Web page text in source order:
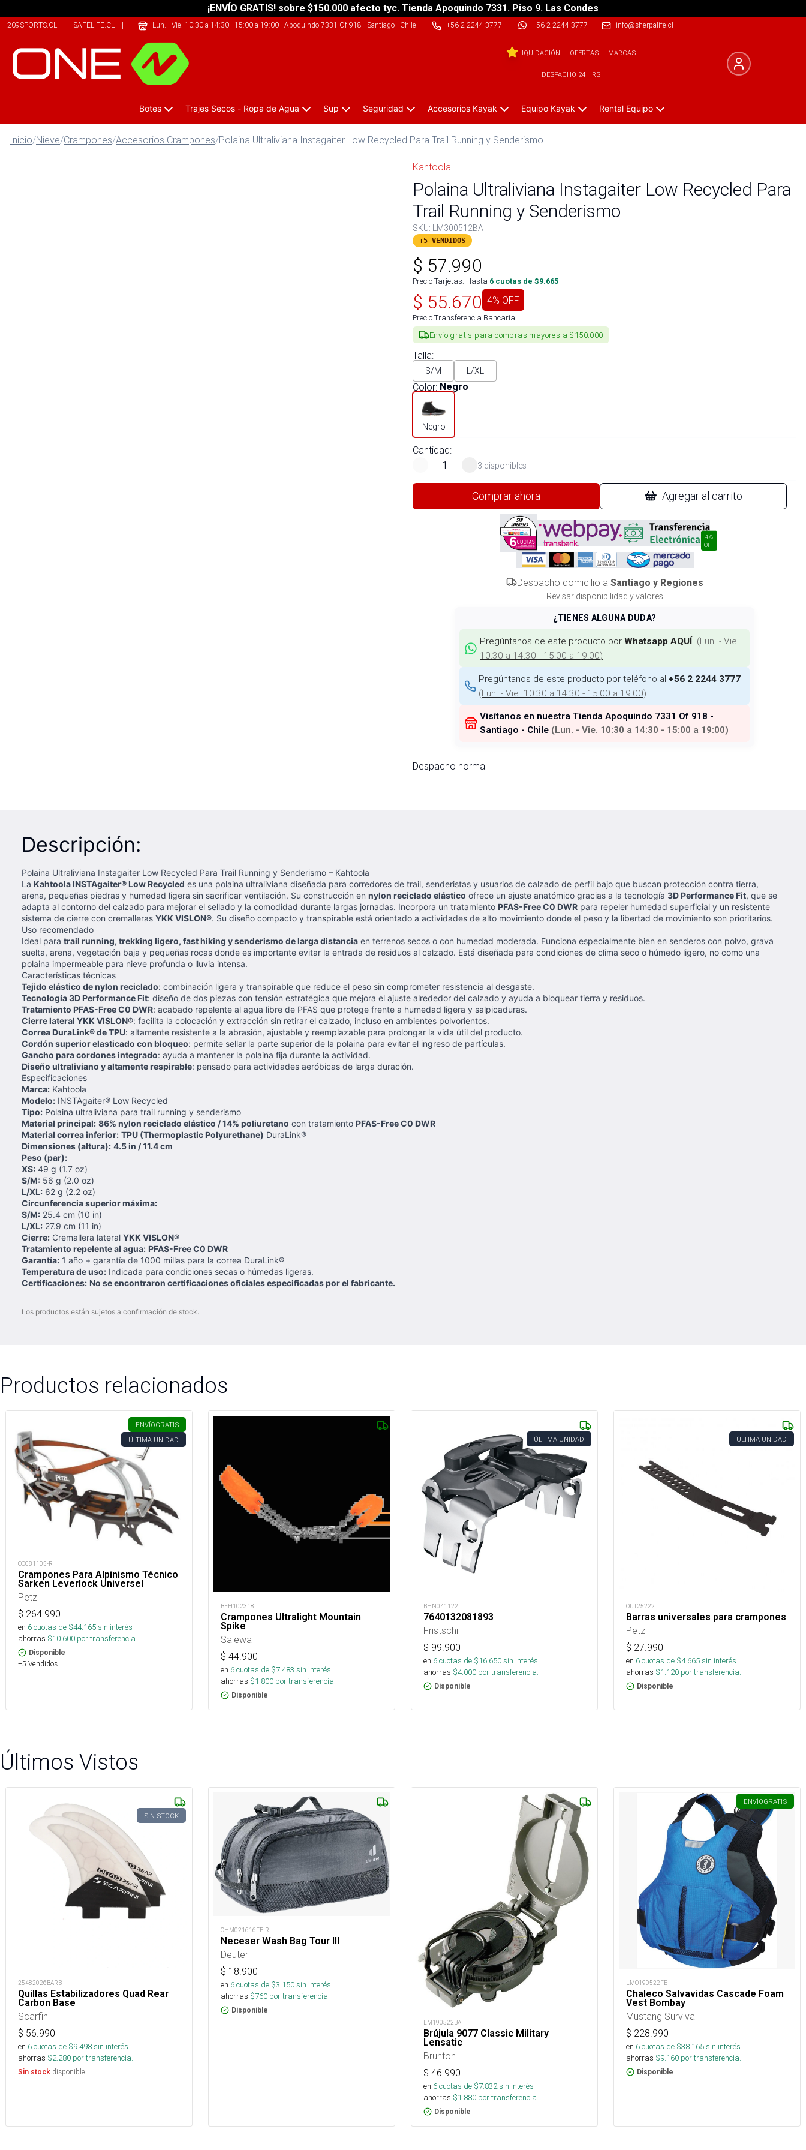
¡ENVÍO GRATIS! sobre $150.000 afecto tyc. Tienda Apoquindo 7331. Piso 9. Las Condes
209SPORTS.CL | SAFELIFE.CL | JUSTBIKE.CL
Lun. - Vie. 10:30 a 14:30 - 15:00 a 19:00- Apoquindo 7331 Of 918 - Santiago - Chile| +56 2 2244 3777 | +56 2 2244 3777 | info@sherpalife.cl
LIQUIDACIÓN OFERTAS MARCAS
DESPACHO 24 HRS
Botes Trajes Secos - Ropa de Agua Sup Seguridad Accesorios Kayak Equipo Kayak Rental Equipo
Inicio/Nieve/Crampones/Accesorios Crampones/Polaina Ultraliviana Instagaiter Low Recycled Para Trail Running y Senderismo
Kahtoola
Polaina Ultraliviana Instagaiter Low Recycled Para
Trail Running y Senderismo
SKU: LM300512BA
+5 VENDIDOS
$ 57.990
Precio Tarjetas: Hasta 6 cuotas de $9.665
$ 55.670 4% OFF
Precio Transferencia Bancaria
Envío gratis para compras mayores a $150.000
Talla:
S/M L/XL
Color: Negro
Negro
Cantidad:
-
+ 3 disponibles
Comprar ahora Agregar al carrito
4%
OFF
Despacho domicilio a Santiago y Regiones
Revisar disponibilidad y valores
¿TIENES ALGUNA DUDA?
Pregúntanos de este producto por Whatsapp AQUÍ (Lun. - Vie.
10:30 a 14:30 - 15:00 a 19:00)
Pregúntanos de este producto por teléfono al +56 2 2244 3777
(Lun. - Vie. 10:30 a 14:30 - 15:00 a 19:00)
Visítanos en nuestra Tienda Apoquindo 7331 Of 918 -
Santiago - Chile (Lun. - Vie. 10:30 a 14:30 - 15:00 a 19:00)
Despacho normal
Descripción:
Polaina Ultraliviana Instagaiter Low Recycled Para Trail Running y Senderismo – Kahtoola
La Kahtoola INSTAgaiter® Low Recycled es una polaina ultraliviana diseñada para corredores de trail, senderistas y usuarios de calzado de perfil bajo que buscan protección contra tierra,
arena, pequeñas piedras y humedad ligera sin sacrificar ventilación. Su construcción en nylon reciclado elástico ofrece un ajuste anatómico gracias a la tecnología 3D Performance Fit, que se
adapta al contorno del calzado para mejorar el sellado y la comodidad durante largas jornadas. Incorpora un tratamiento PFAS-Free C0 DWR para repeler humedad superficial y un resistente
sistema de cierre con cremalleras YKK VISLON®. Su diseño compacto y transpirable está orientado a actividades de alto movimiento donde el peso y la libertad de movimiento son prioritarios.
Uso recomendado
Ideal para trail running, trekking ligero, fast hiking y senderismo de larga distancia en terrenos secos o con humedad moderada. Funciona especialmente bien en senderos con polvo, grava
suelta, arena, vegetación baja y pequeñas rocas donde es importante evitar la entrada de residuos al calzado. Está diseñada para condiciones de clima seco o húmedo ligero, no como una
polaina impermeable para nieve profunda o lluvia intensa.
Características técnicas
Tejido elástico de nylon reciclado: combinación ligera y transpirable que reduce el peso sin comprometer resistencia al desgaste.
Tecnología 3D Performance Fit: diseño de dos piezas con tensión estratégica que mejora el ajuste alrededor del calzado y ayuda a bloquear tierra y residuos.
Tratamiento PFAS-Free C0 DWR: acabado repelente al agua libre de PFAS que protege frente a humedad ligera y salpicaduras.
Cierre lateral YKK VISLON®: facilita la colocación y extracción sin retirar el calzado, incluso en ambientes polvorientos.
Correa DuraLink® de TPU: altamente resistente a la abrasión, ajustable y reemplazable para prolongar la vida útil del producto.
Cordón superior elasticado con bloqueo: permite sellar la parte superior de la polaina para evitar el ingreso de partículas.
Gancho para cordones integrado: ayuda a mantener la polaina fija durante la actividad.
Diseño ultraliviano y altamente respirable: pensado para actividades aeróbicas de larga duración.
Especificaciones
Marca: Kahtoola
Modelo: INSTAgaiter® Low Recycled
Tipo: Polaina ultraliviana para trail running y senderismo
Material principal: 86% nylon reciclado elástico / 14% poliuretano con tratamiento PFAS-Free C0 DWR
Material correa inferior: TPU (Thermoplastic Polyurethane) DuraLink®
Dimensiones (altura): 4.5 in / 11.4 cm
Peso (par):
XS: 49 g (1.7 oz)
S/M: 56 g (2.0 oz)
L/XL: 62 g (2.2 oz)
Circunferencia superior máxima:
S/M: 25.4 cm (10 in)
L/XL: 27.9 cm (11 in)
Cierre: Cremallera lateral YKK VISLON®
Tratamiento repelente al agua: PFAS-Free C0 DWR
Garantía: 1 año + garantía de 1000 millas para la correa DuraLink®
Temperatura de uso: Indicada para condiciones secas o húmedas ligeras.
Certificaciones: No se encontraron certificaciones oficiales especificadas por el fabricante.
Los productos están sujetos a confirmación de stock.
Productos relacionados
ENVÍOGRATIS
ÚLTIMA UNIDAD
OC081105-R
Crampones Para Alpinismo Técnico
Sarken Leverlock Universel
Petzl
$ 264.990
en 6cuotas de $44.165sin interés
ahorras $10.600 por transferencia.
Disponible
+5 Vendidos
BEH102318
Crampones Ultralight Mountain
Spike
Salewa
$ 44.900
en 6cuotas de $7.483 sin interés
ahorras $1.800 por transferencia.
Disponible
ÚLTIMA UNIDAD
BHN041122
7640132081893
Fristschi
$ 99.900
en 6cuotas de $16.650sin interés
ahorras $4.000 por transferencia.
Disponible
ÚLTIMA UNIDAD
OUT25222
Barras universales para crampones
Petzl
$ 27.990
en 6cuotas de $4.665sin interés
ahorras $1.120 por transferencia.
Disponible
Últimos Vistos
SIN STOCK
25482026BARB
Quillas Estabilizadores Quad Rear
Carbon Base
Scarfini
$ 56.990
en 6cuotas de $9.498sin interés
ahorras $2.280 por transferencia.
Sin stock disponible
CHM021616FE-R
Neceser Wash Bag Tour III
Deuter
$ 18.900
en 6cuotas de $3.150sin interés
ahorras $760 por transferencia.
Disponible
LM190522BA
Brújula 9077 Classic Military
Lensatic
Brunton
$ 46.990
en 6cuotas de $7.832sin interés
ahorras $1.880 por transferencia.
Disponible
ENVÍOGRATIS
LMO190522FE
Chaleco Salvavidas Cascade Foam
Vest Bombay
Mustang Survival
$ 228.990
en 6cuotas de $38.165sin interés
ahorras $9.160 por transferencia.
Disponible